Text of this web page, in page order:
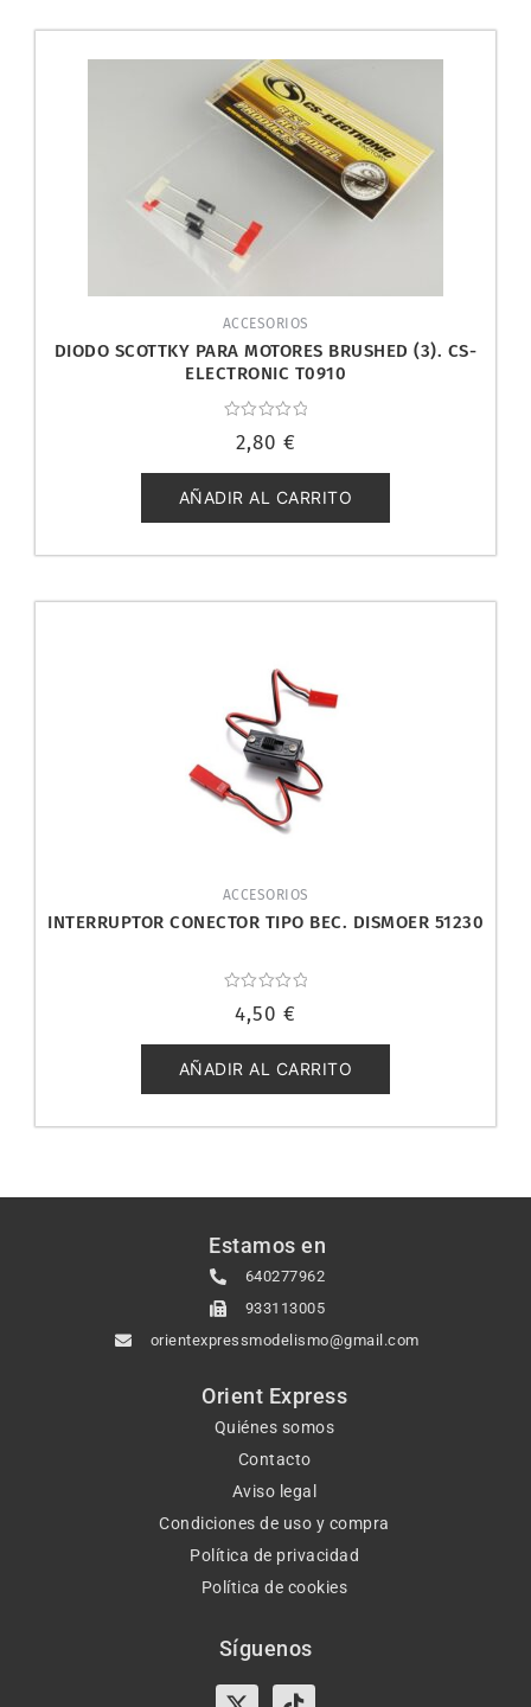
ACCESORIOS
DIODO SCOTTKY PARA MOTORES BRUSHED (3). CS-
ELECTRONIC T0910
con
de
5
2,80 €
AÑADIR AL CARRITO
ACCESORIOS
INTERRUPTOR CONECTOR TIPO BEC. DISMOER 51230
con
de
5
4,50 €
AÑADIR AL CARRITO
Estamos en
640277962
933113005
orientexpressmodelismo@gmail.com
Orient Express
Quiénes somos
Contacto
Aviso legal
Condiciones de uso y compra
Política de privacidad
Política de cookies
Síguenos
X-
Tiktok
InstagramFacebook